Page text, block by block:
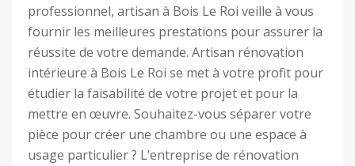
professionnel, artisan à Bois Le Roi veille à vous
fournir les meilleures prestations pour assurer la
réussite de votre demande. Artisan rénovation
intérieure à Bois Le Roi se met à votre profit pour
étudier la faisabilité de votre projet et pour la
mettre en œuvre. Souhaitez-vous séparer votre
pièce pour créer une chambre ou une espace à
usage particulier ? L’entreprise de rénovation